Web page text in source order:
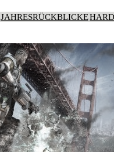
JAHRESRÜCKBLICKE